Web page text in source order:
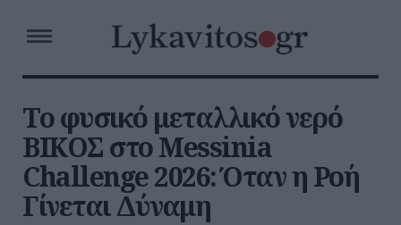
Το φυσικό μεταλλικό νερό
ΒΙΚΟΣ στο Messinia
Challenge 2026: Όταν η Ροή
Γίνεται Δύναμη